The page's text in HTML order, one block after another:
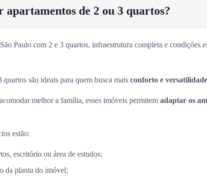
apartamentos de 2 ou 3 quartos?
Paulo com 2 e 3 quartos, infraestrutura completa e condições
quartos são ideais para quem busca mais conforto e versatilidade
melhor a família, esses imóveis permitem adaptar os
estão:
escritório ou área de estudos;
da planta do imóvel;